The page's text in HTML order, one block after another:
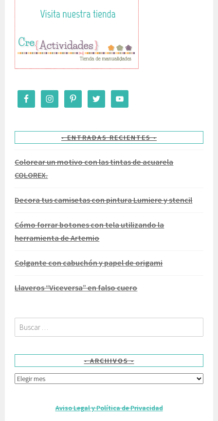
ENTRADAS RECIENTES
Colorear un motivo con las tintas de acuarela
COLOREX.
Decora tus camisetas con pintura Lumiere y stencil
Cómo forrar botones con tela utilizando la
herramienta de Artemio
Colgante con cabuchón y papel de origami
Llaveros “Viceversa” en falso cuero
Buscar:
ARCHIVOS
Archivos
Aviso Legal y Política de Privacidad